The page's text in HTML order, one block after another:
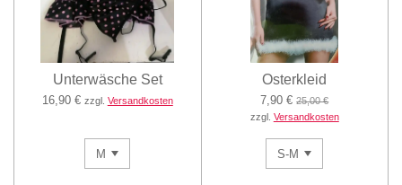
Unterwäsche Set
16,90 € zzgl. Versandkosten
Osterkleid
7,90 € 25,00 €
zzgl. Versandkosten